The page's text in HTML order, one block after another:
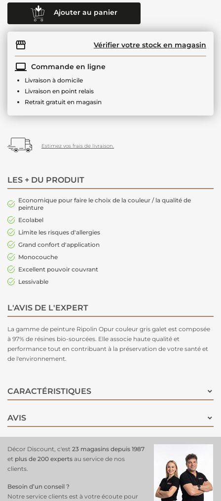
Ajouter au panier
Vérifier votre stock en magasin
Commande en ligne
Livraison à domicile
Livraison en point relais
Retrait gratuit en magasin
Estimez vos frais de livraison.
LES + DU PRODUIT
Economique pour faire le choix de la couleur / la qualité de
peinture
Ecolabel
Limite les risques d'allergies
Grand confort d'application
Monocouche
Excellent pouvoir couvrant
Lessivable
L'AVIS DE L'EXPERT
La gamme de peinture Ripolin Opur couleur gris galet est composée
à 97% de résines bio-sourcées. Elle associe haute qualité et
performance tout en contribuant à la préservation de votre santé et
de l'environnement.
CARACTÉRISTIQUES
AVIS
Décor Discount, c'est 23 magasins depuis 1987
et plus de 200 experts au service de nos
clients.
Besoin d’un conseil ?
Notre service clients est à votre écoute pour